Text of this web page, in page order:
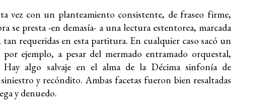
vez con un planteamiento consistente, de fraseo firme,
se presta -en demasía- a una lectura estentorea, marcada
requeridas en esta partitura. En cualquier caso sacó un
ejemplo, a pesar del mermado entramado orquestal,
algo salvaje en el alma de la Décima sinfonía de
y recóndito. Ambas facetas fueron bien resaltadas
y denuedo.